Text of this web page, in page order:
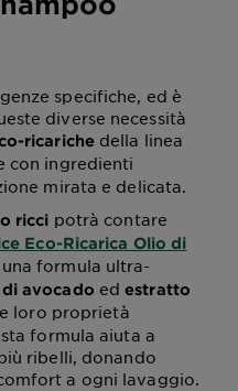
specifiche, ed è
diverse necessità
ricarichedella linea
con ingredienti
mirata e delicata.
ricci potrà contare
Eco-Ricarica Olio di
una formula ultra-
avocado edestratto
loro proprietà
formula aiuta a
ribelli, donando
a ogni lavaggio.